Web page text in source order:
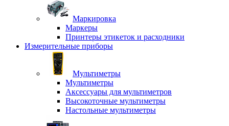
Маркировка
Маркеры
Принтеры этикеток и расходники
Измерительные приборы
Мультиметры
Мультиметры
Аксессуары для мультиметров
Высокоточные мультиметры
Настольные мультиметры